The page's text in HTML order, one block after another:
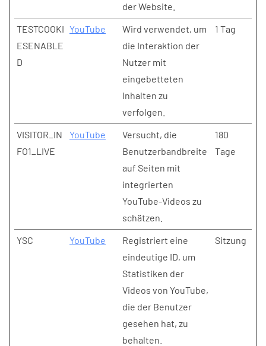
der Website.
TESTCOOKI
ESENABLE
D
YouTube
Wird verwendet, um
die Interaktion der
Nutzer mit
eingebetteten
Inhalten zu
verfolgen.
1 Tag
VISITOR_IN
FO1_LIVE
YouTube
Versucht, die
Benutzerbandbreite
auf Seiten mit
integrierten
YouTube-Videos zu
schätzen.
180
Tage
YSC YouTube
Registriert eine
eindeutige ID, um
Statistiken der
Videos von YouTube,
die der Benutzer
gesehen hat, zu
behalten.
Sitzung